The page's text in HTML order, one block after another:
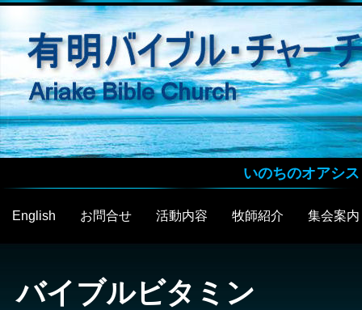
いのちのオアシス
English お問合せ 活動内容 牧師紹介 集会案内
バイブルビタミン